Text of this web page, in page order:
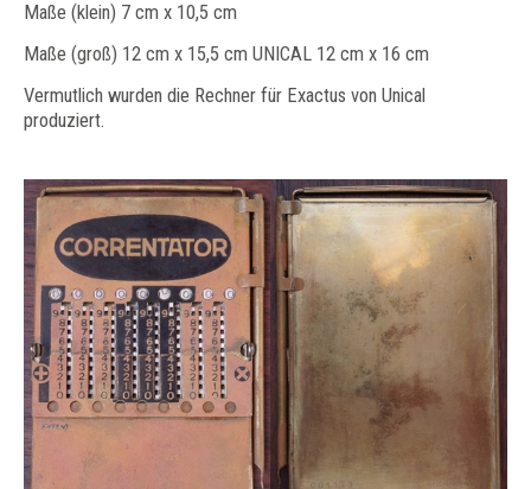
Maße (klein) 7 cm x 10,5 cm
Maße (groß) 12 cm x 15,5 cm UNICAL 12 cm x 16 cm
Vermutlich wurden die Rechner für Exactus von Unical
produziert.